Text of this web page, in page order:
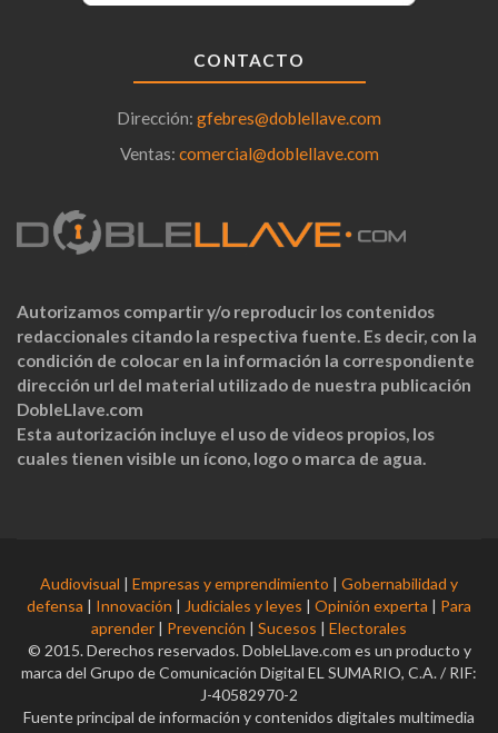
CONTACTO
Dirección: gfebres@doblellave.com
Ventas: comercial@doblellave.com
Autorizamos compartir y/o reproducir los contenidos
redaccionales citando la respectiva fuente. Es decir, con la
condición de colocar en la información la correspondiente
dirección url del material utilizado de nuestra publicación
DobleLlave.com
Esta autorización incluye el uso de videos propios, los
cuales tienen visible un ícono, logo o marca de agua.
Audiovisual | Empresas y emprendimiento | Gobernabilidad y
defensa | Innovación | Judiciales y leyes | Opinión experta | Para
aprender | Prevención | Sucesos | Electorales
© 2015. Derechos reservados. DobleLlave.com es un producto y
marca del Grupo de Comunicación Digital EL SUMARIO, C.A. / RIF:
J-40582970-2
Fuente principal de información y contenidos digitales multimedia